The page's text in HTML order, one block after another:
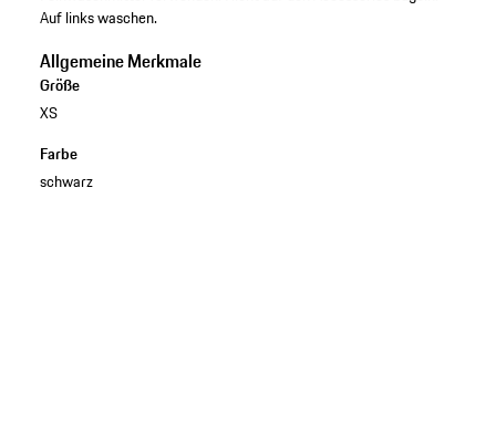
Auf links waschen.
Allgemeine Merkmale
Größe
XS
Farbe
schwarz